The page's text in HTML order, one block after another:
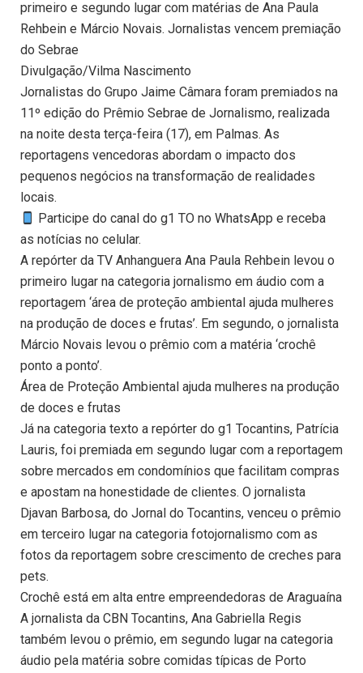
primeiro e segundo lugar com matérias de Ana Paula
Rehbein e Márcio Novais. Jornalistas vencem premiação
do Sebrae
Divulgação/Vilma Nascimento
Jornalistas do Grupo Jaime Câmara foram premiados na
11º edição do Prêmio Sebrae de Jornalismo, realizada
na noite desta terça-feira (17), em Palmas. As
reportagens vencedoras abordam o impacto dos
pequenos negócios na transformação de realidades
locais.
Participe do canal do g1 TO no WhatsApp e receba
as notícias no celular.
A repórter da TV Anhanguera Ana Paula Rehbein levou o
primeiro lugar na categoria jornalismo em áudio com a
reportagem ‘área de proteção ambiental ajuda mulheres
na produção de doces e frutas’. Em segundo, o jornalista
Márcio Novais levou o prêmio com a matéria ‘crochê
ponto a ponto’.
Área de Proteção Ambiental ajuda mulheres na produção
de doces e frutas
Já na categoria texto a repórter do g1 Tocantins, Patrícia
Lauris, foi premiada em segundo lugar com a reportagem
sobre mercados em condomínios que facilitam compras
e apostam na honestidade de clientes. O jornalista
Djavan Barbosa, do Jornal do Tocantins, venceu o prêmio
em terceiro lugar na categoria fotojornalismo com as
fotos da reportagem sobre crescimento de creches para
pets.
Crochê está em alta entre empreendedoras de Araguaína
A jornalista da CBN Tocantins, Ana Gabriella Regis
também levou o prêmio, em segundo lugar na categoria
áudio pela matéria sobre comidas típicas de Porto